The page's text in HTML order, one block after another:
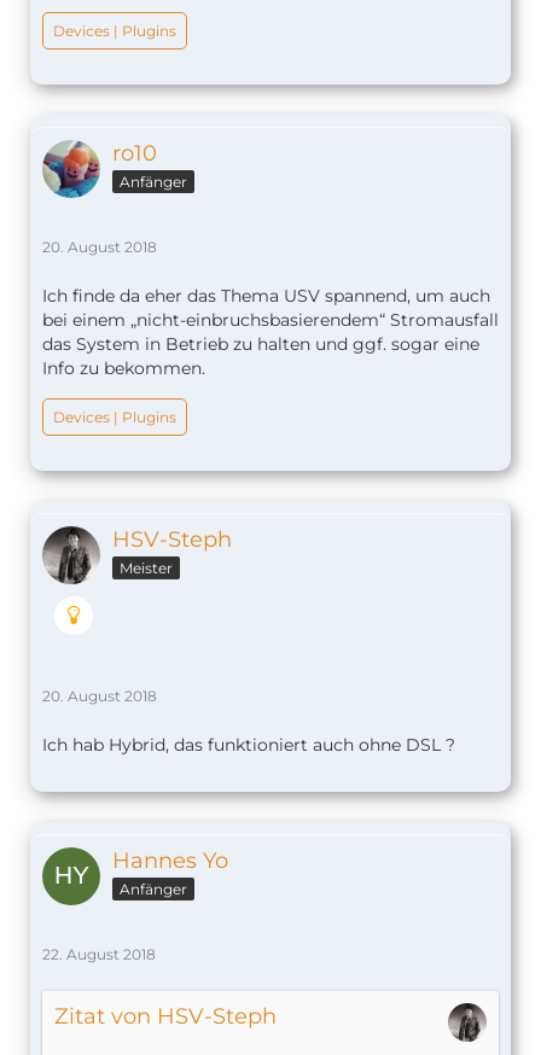
Devices | Plugins
ro10
Anfänger
20. August 2018
Ich finde da eher das Thema USV spannend, um auch
bei einem „nicht-einbruchsbasierendem“ Stromausfall
das System in Betrieb zu halten und ggf. sogar eine
Info zu bekommen.
Devices | Plugins
HSV-Steph
Meister
20. August 2018
Ich hab Hybrid, das funktioniert auch ohne DSL ?
Hannes Yo
Anfänger
22. August 2018
Zitat von HSV-Steph